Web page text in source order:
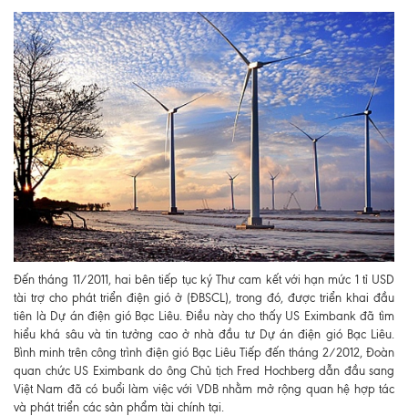
Đến tháng 11/2011, hai bên tiếp tục ký Thư cam kết với hạn mức 1 tỉ USD
tài trợ cho phát triển điện gió ở (ĐBSCL), trong đó, được triển khai đầu
tiên là Dự án điện gió Bạc Liêu. Điều này cho thấy US Eximbank đã tìm
hiểu khá sâu và tin tưởng cao ở nhà đầu tư Dự án điện gió Bạc Liêu.
Bình minh trên công trình điện gió Bạc Liêu Tiếp đến tháng 2/2012, Đoàn
quan chức US Eximbank do ông Chủ tịch Fred Hochberg dẫn đầu sang
Việt Nam đã có buổi làm việc với VDB nhằm mở rộng quan hệ hợp tác
và phát triển các sản phẩm tài chính tại.